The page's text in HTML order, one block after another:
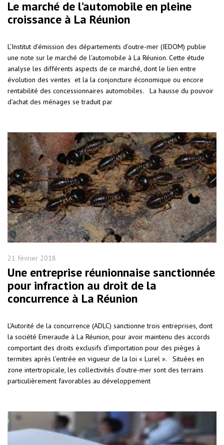
Le marché de l’automobile en pleine
croissance à La Réunion
L’Institut d’émission des départements d’outre-mer (IEDOM) publie
une note sur le marché de l’automobile à La Réunion. Cette étude
analyse les différents aspects de ce marché, dont le lien entre
évolution des ventes et la la conjoncture économique ou encore
rentabilité des concessionnaires automobiles. La hausse du pouvoir
d’achat des ménages se traduit par
21 février 2018
Une entreprise réunionnaise sanctionnée
pour infraction au droit de la
concurrence à La Réunion
L’Autorité de la concurrence (ADLC) sanctionne trois entreprises, dont
la société Emeraude à La Réunion, pour avoir maintenu des accords
comportant des droits exclusifs d’importation pour des pièges à
termites après l’entrée en vigueur de la loi « Lurel ». Situées en
zone intertropicale, les collectivités d’outre-mer sont des terrains
particulièrement favorables au développement